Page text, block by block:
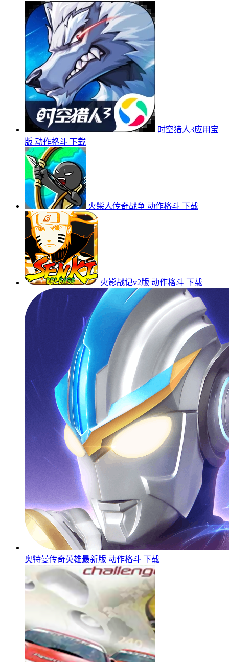
时空猎人3应用宝
版 动作格斗 下载
火柴人传奇战争 动作格斗 下载
火影战记v2版 动作格斗 下载
奥特曼传奇英雄最新版 动作格斗 下载